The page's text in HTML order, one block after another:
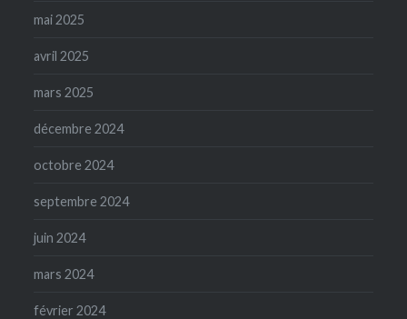
mai 2025
avril 2025
mars 2025
décembre 2024
octobre 2024
septembre 2024
juin 2024
mars 2024
février 2024